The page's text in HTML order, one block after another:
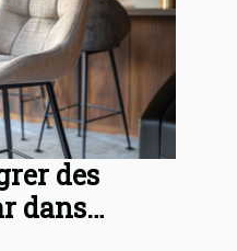
des
dans